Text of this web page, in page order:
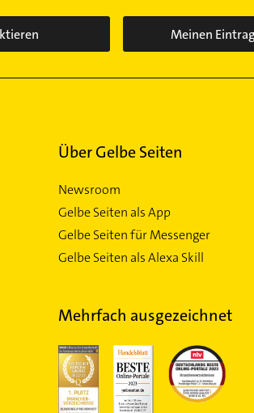
Meinen
Über Gelbe Seiten
Newsroom
Gelbe Seiten als App
Gelbe Seiten für Messenger
Gelbe Seiten als Alexa Skill
Mehrfach ausgezeichnet